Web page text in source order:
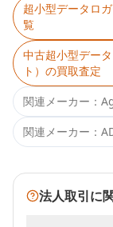
超小型データロ
覧
中古超小型デー
ト） の買取査定
関連メーカー：
関連メーカー：
法人取引に